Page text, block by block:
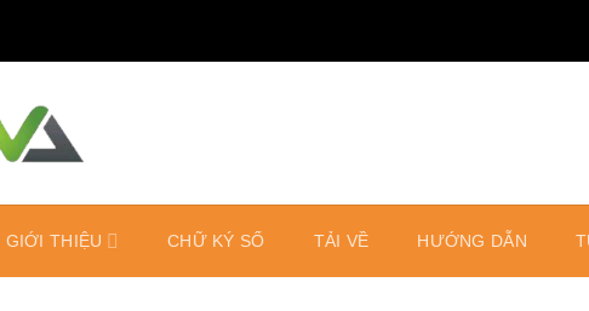
GIỚI THIỆU CHỮ KÝ SỐ TẢI VỀ HƯỚNG DẪN